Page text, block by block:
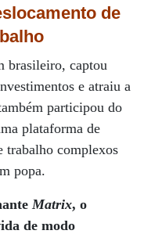
de
brasileiro, captou
e atraiu a
participou do
plataforma de
trabalho complexos
popa.
Matrix, o
de modo